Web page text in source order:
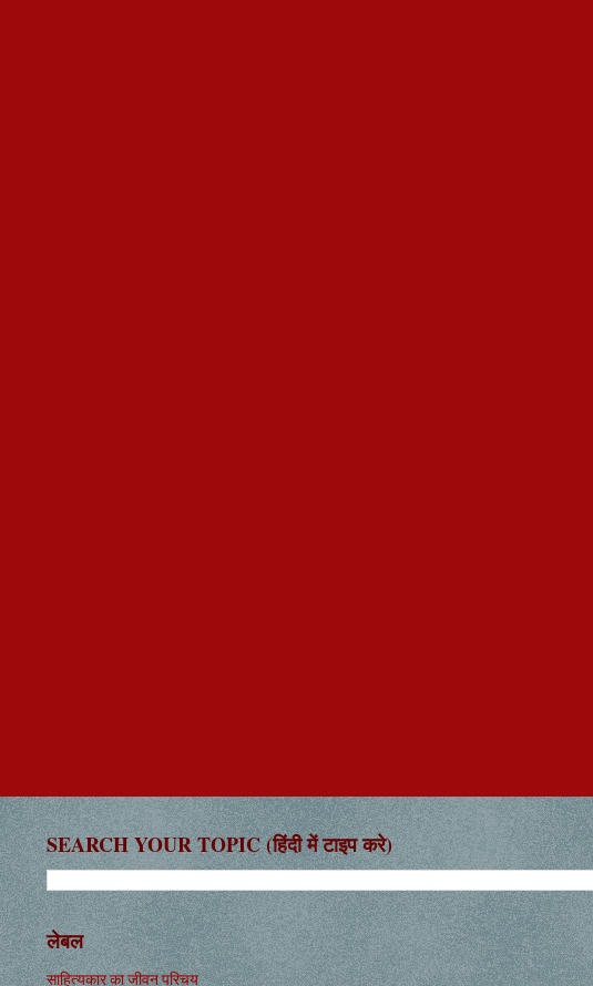
SEARCH YOUR TOPIC (हिंदी में टाइप करे)
लेबल
साहित्यकार का जीवन परिचय